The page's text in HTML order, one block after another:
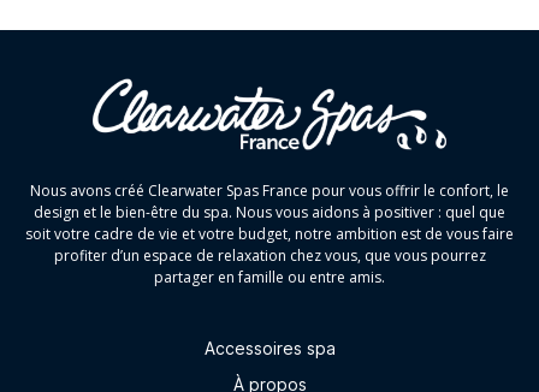
Nous avons créé Clearwater Spas France pour vous offrir le confort, le
design et le bien-être du spa. Nous vous aidons à positiver : quel que
soit votre cadre de vie et votre budget, notre ambition est de vous faire
profiter d’un espace de relaxation chez vous, que vous pourrez
partager en famille ou entre amis.
Accessoires spa
À propos